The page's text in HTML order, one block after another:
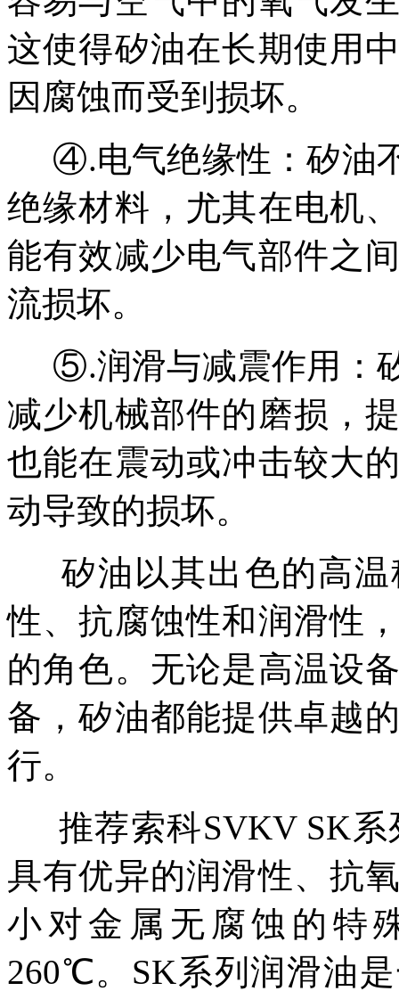
这使得矽油在长期使用
因腐蚀而受到损坏。
④.电气绝缘性：矽油
绝缘材料，尤其在电机
能有效减少电气部件之
流损坏。
⑤.润滑与减震作用：
减少机械部件的磨损，
也能在震动或冲击较大
动导致的损坏。
矽油以其出色的高
性、抗腐蚀性和润滑性
的角色。无论是高温设
备，矽油都能提供卓越
行。
推荐索科SVKV SK系
具有优异的润滑性、抗
小对金属无腐蚀的特
260℃。SK系列润滑油